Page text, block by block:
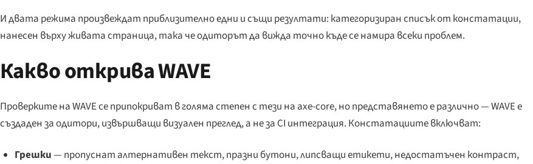
И двата режима произвеждат приблизително едни и същи резултати: категоризиран списък от констатации,
нанесен върху живата страница, така че одиторът да вижда точно къде се намира всеки проблем.
Какво открива WAVE
Проверките на WAVE се припокриват в голяма степен с тези на axe-core, нопредставянетое различно — WAVE е
създаден за одитори, извършващи визуален преглед, а не за CI интеграция. Констатациите включват:
Грешки— пропуснат алтернативен текст, празни бутони, липсващи етикети, недостатъчен контраст,